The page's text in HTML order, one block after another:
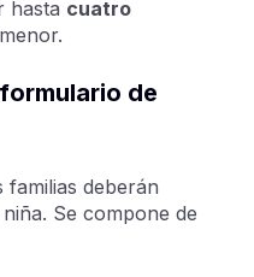
hasta cuatro
de
familias deberán
Se compone de